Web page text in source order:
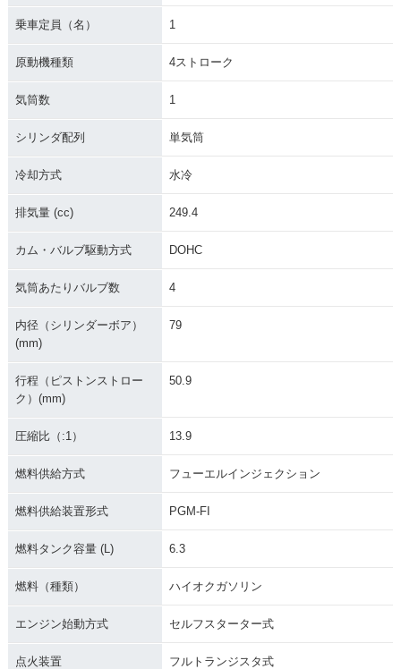
2011年 CRF250
2010年 CRF250
ジ
2006年 CRF250
ジ
乗車定員（名） 1
原動機種類 4ストローク
気筒数 1
シリンダ配列 単気筒
冷却方式 水冷
排気量 (cc) 249.4
カム・バルブ駆動方式 DOHC
気筒あたりバルブ数 4
内径（シリンダーボア）
(mm)
79
行程（ピストンストロー
ク）(mm)
50.9
圧縮比（:1） 13.9
燃料供給方式 フューエルインジェクション
燃料供給装置形式 PGM-FI
燃料タンク容量 (L) 6.3
燃料（種類） ハイオクガソリン
エンジン始動方式 セルフスターター式
点火装置 フルトランジスタ式